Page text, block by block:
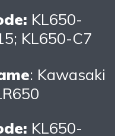
KL650-
KL650-C7
: Kawasaki
KL650-